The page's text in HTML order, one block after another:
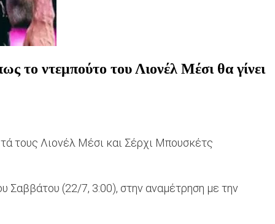
το ντεμπούτο του Λιονέλ Μέσι θα γίνει
τους Λιονέλ Μέσι και Σέρχι Μπουσκέτς
Σαββάτου (22/7, 3:00), στην αναμέτρηση με την